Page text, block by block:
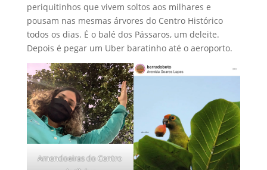
periquitinhos que vivem soltos aos milhares e
pousam nas mesmas árvores do Centro Histórico
todos os dias. É o balé dos Pássaros, um deleite.
Depois é pegar um Uber baratinho até o aeroporto.
Amendoeiras do Centro